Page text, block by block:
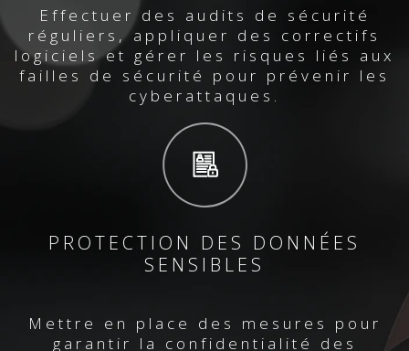
Effectuer des audits de sécurité
réguliers, appliquer des correctifs
logiciels et gérer les risques liés aux
failles de sécurité pour prévenir les
cyberattaques.
PROTECTION DES DONNÉES
SENSIBLES
Mettre en place des mesures pour
garantir la confidentialité des